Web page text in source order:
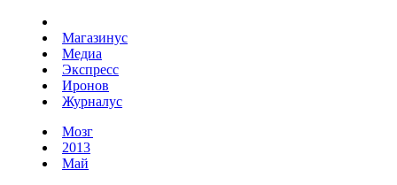
Магазинус
Медиа
Экспресс
Иронов
Журналус
Мозг
2013
Май